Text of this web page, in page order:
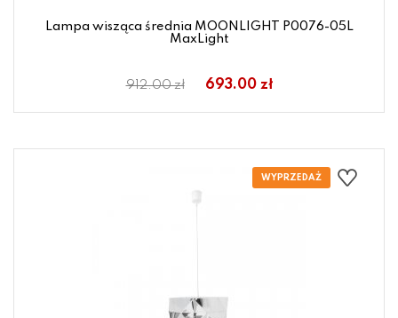
Lampa wisząca średnia MOONLIGHT P0076-05L
MaxLight
912.00 zł 693.00 zł